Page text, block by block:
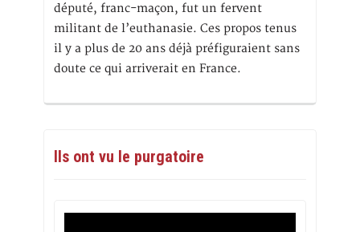
député, franc-maçon, fut un fervent
militant de l’euthanasie. Ces propos tenus
il y a plus de 20 ans déjà préfiguraient sans
doute ce qui arriverait en France.
Ils ont vu le purgatoire